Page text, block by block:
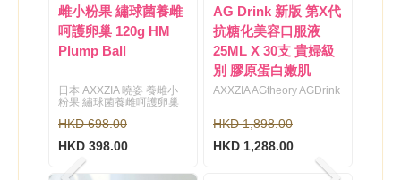
雌小粉果 繡球菌養雌
呵護卵巢 120g HM
Plump Ball
日本 AXXZIA 曉姿 養雌小
粉果 繡球菌養雌呵護卵巢
HKD 698.00
HKD 398.00
AG Drink 新版 第X代
抗糖化美容口服液
25ML X 30支 貴婦級
別 膠原蛋白嫩肌
AXXZIA AGtheory AGDrink
HKD 1,898.00
HKD 1,288.00